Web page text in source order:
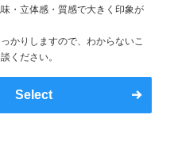
・立体感・質感で大きく印象が
かりしますので、わからないこ
ください。
Select